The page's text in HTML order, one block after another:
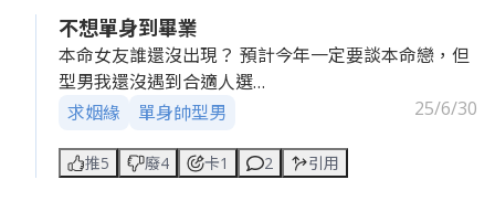
不想單身到畢業
本命女友誰還沒出現？ 預計今年一定要談本命戀，但
型男我還沒遇到合適人選…
求姻緣
單身帥型男 25/6/30
推5 廢4 卡1 2 引用